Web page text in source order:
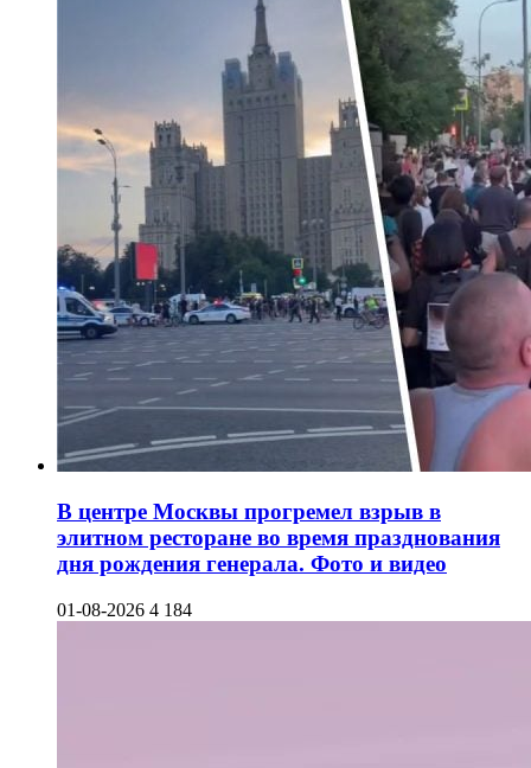
В центре Москвы прогремел взрыв в
элитном ресторане во время празднования
дня рождения генерала. Фото и видео
01-08-2026 4 184